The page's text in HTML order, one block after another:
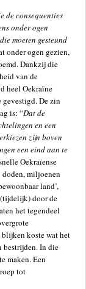
consequenties
onder ogen
moeten gesteund
onder ogen gezien,
Dankzij die
van de
heel Oekraïne
gevestigd. De zin
is: “Dat de
en een
zijn boven
een eind aan te
Oekraïense
doden, miljoenen
land’,
door de
het tegendeel
blijken koste wat het
bestrijden. In die
maken. Een
tot